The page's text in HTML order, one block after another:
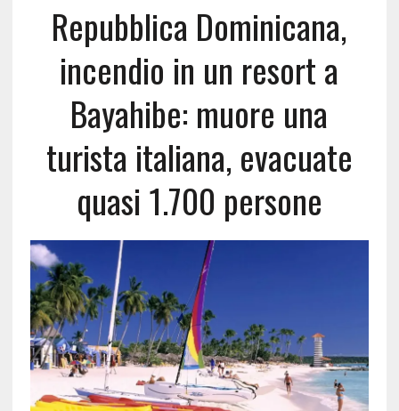
Repubblica Dominicana,
incendio in un resort a
Bayahibe: muore una
turista italiana, evacuate
quasi 1.700 persone